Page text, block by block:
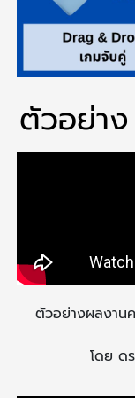
ตัวอย่า
ตัวอย่างผลงาน
โดย ด